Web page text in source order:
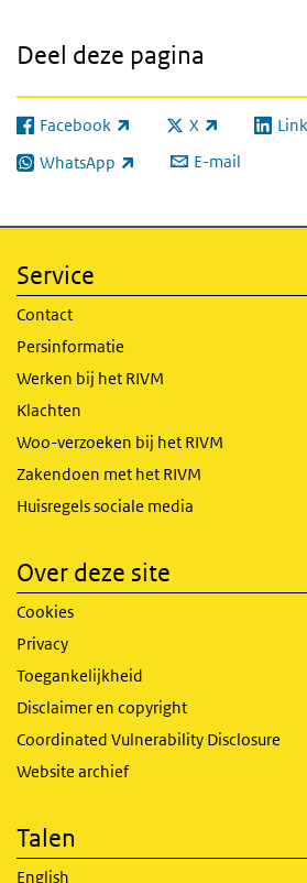
Deel deze pagina
Facebook
(externe link) X
(externe link)
WhatsApp
(externe link) E-mail
Service
Contact
Persinformatie
Werken bij het RIVM
Klachten
Woo-verzoeken bij het RIVM
Zakendoen met het RIVM
Huisregels sociale media
Over deze site
Cookies
Privacy
Toegankelijkheid
Disclaimer en copyright
Coordinated Vulnerability Disclosure
Website archief
Talen
English